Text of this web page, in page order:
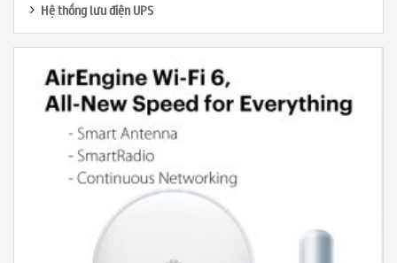
Hệ thống lưu điện UPS